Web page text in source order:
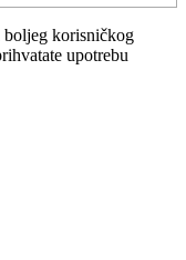
korisničkog
upotrebu